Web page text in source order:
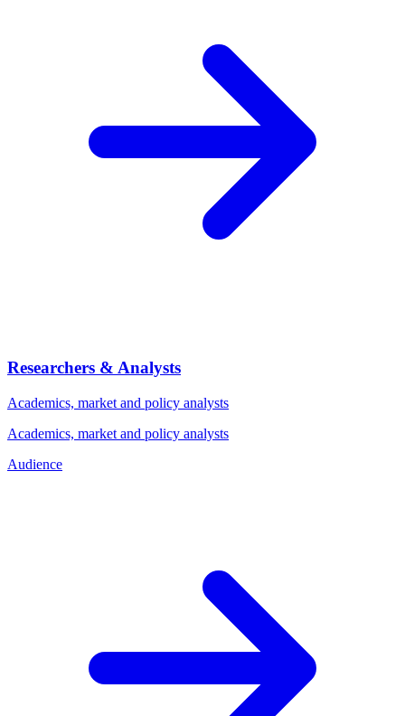
Researchers & Analysts
Academics, market and policy analysts
Academics, market and policy analysts
Audience